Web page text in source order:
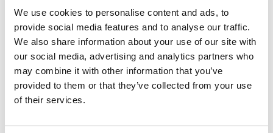
We use cookies to personalise content and ads, to
provide social media features and to analyse our traffic.
We also share information about your use of our site with
our social media, advertising and analytics partners who
may combine it with other information that you’ve
provided to them or that they’ve collected from your use
of their services.
Comodità e mobilità senza fili
Struttura leggera ed ergonomica
Basse vibrazioni, per prevenire l'affaticamento
dell'utente
Compatibilità con l'ecosistema completo di soluzioni
Mirka